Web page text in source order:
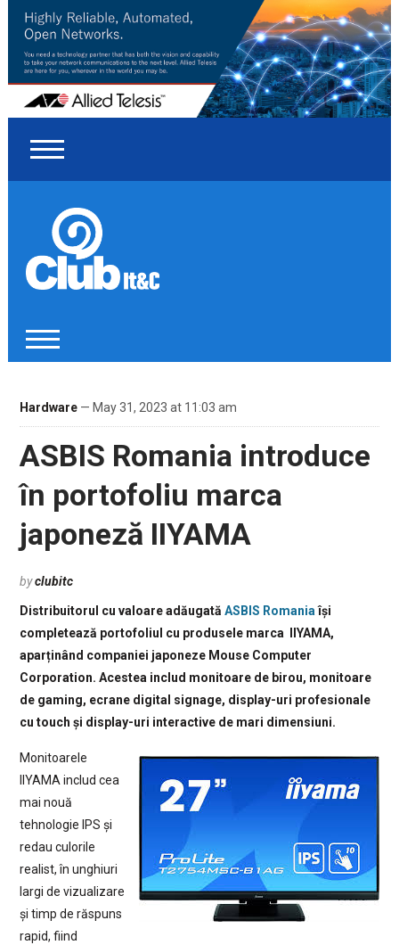
Hardware— May 31, 2023 at 11:03 am
ASBIS Romania introduce
în portofoliu marca
japoneză IIYAMA
byclubitc
Distribuitorul cu valoare adăugată ASBIS Romaniaîși
completează portofoliul cu produsele marca IIYAMA,
aparținând companiei japoneze Mouse Computer
Corporation. Acestea includ monitoare de birou, monitoare
de gaming, ecrane digital signage, display-uri profesionale
cu touch și display-uri interactive de mari dimensiuni.
Monitoarele
IIYAMA includ cea
mai nouă
tehnologie IPS și
redau culorile
realist, în unghiuri
largi de vizualizare
și timp de răspuns
rapid, fiind